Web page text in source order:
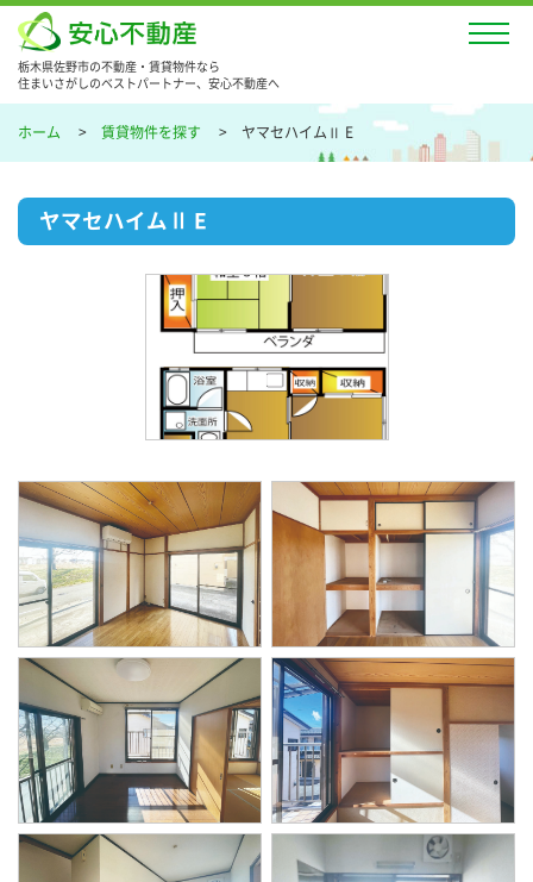
栃木県佐野市の不動産・賃貸物件なら
住まいさがしのベストパートナー、安心不動産へ
ホーム 賃貸物件を探す ヤマセハイムⅡ E
ヤマセハイムⅡ E